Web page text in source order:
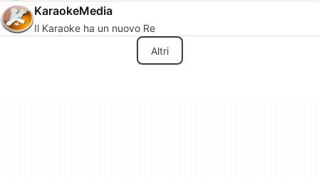
KaraokeMedia
Il Karaoke ha un nuovo Re
Altri